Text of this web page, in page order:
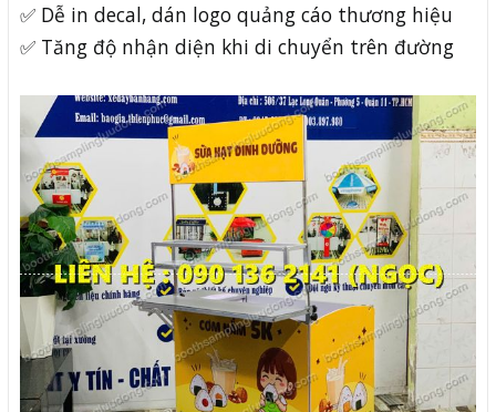
✅ Dễ in decal, dán logo quảng cáo thương hiệu
✅ Tăng độ nhận diện khi di chuyển trên đường